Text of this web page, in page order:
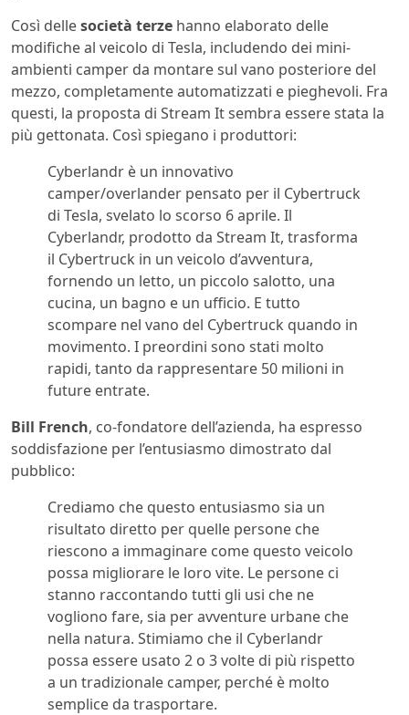
Così dellesocietà terze hanno elaborato delle
modifiche al veicolo di Tesla, includendo dei mini-
ambienti camper da montare sul vano posteriore del
mezzo, completamente automatizzati e pieghevoli. Fra
questi, la proposta di Stream It sembra essere stata la
più gettonata. Così spiegano i produttori:
Cyberlandr è un innovativo
camper/overlander pensato per il Cybertruck
di Tesla, svelato lo scorso 6 aprile. Il
Cyberlandr, prodotto da Stream It, trasforma
il Cybertruck in un veicolo d’avventura,
fornendo un letto, un piccolo salotto, una
cucina, un bagno e un ufficio. E tutto
scompare nel vano del Cybertruck quando in
movimento. I preordini sono stati molto
rapidi, tanto da rappresentare 50 milioni in
future entrate.
Bill French, co-fondatore dell’azienda, ha espresso
soddisfazione per l’entusiasmo dimostrato dal
pubblico:
Crediamo che questo entusiasmo sia un
risultato diretto per quelle persone che
riescono a immaginare come questo veicolo
possa migliorare le loro vite. Le persone ci
stanno raccontando tutti gli usi che ne
vogliono fare, sia per avventure urbane che
nella natura. Stimiamo che il Cyberlandr
possa essere usato 2 o 3 volte di più rispetto
a un tradizionale camper, perché è molto
semplice da trasportare.